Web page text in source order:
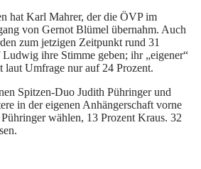
hat Karl Mahrer, der die ÖVP im
von Gernot Blümel übernahm. Auch
zum jetzigen Zeitpunkt rund 31
ihre Stimme geben; ihr „eigener“
laut Umfrage nur auf 24 Prozent.
Spitzen-Duo Judith Pühringer und
in der eigenen Anhängerschaft vorne
wählen, 13 Prozent Kraus. 32